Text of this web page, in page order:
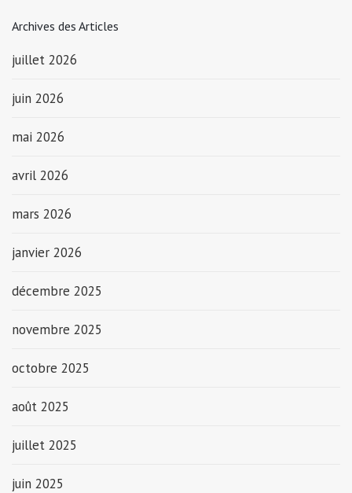
Archives des Articles
juillet 2026
juin 2026
mai 2026
avril 2026
mars 2026
janvier 2026
décembre 2025
novembre 2025
octobre 2025
août 2025
juillet 2025
juin 2025